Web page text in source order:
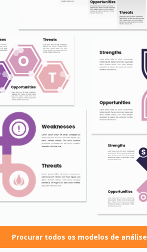
Procurar todos os modelos de análise